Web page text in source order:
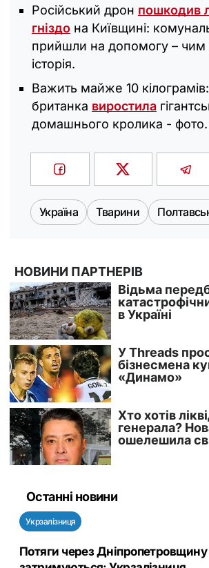
Російський дрон пошкодив
гніздо на Київщині:
прийшли на допомогу – чим
історія.
Важить майже 10 кілограмів:
британка виростила
домашнього кролика - фото.
Україна Тварини
Останні новини
Укрзалізниця
Потяги через Дніпропетровщину